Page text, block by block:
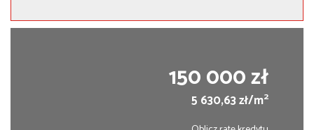
150 000 zł
5 630,63 zł/m2